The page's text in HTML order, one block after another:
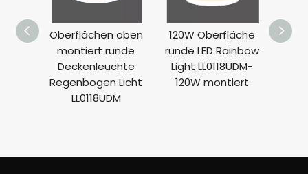
Oberflächen oben
montiert runde
Deckenleuchte
Regenbogen Licht
LL0118UDM
120W Oberfläche
runde LED Rainbow
Light LL0118UDM-
120W montiert